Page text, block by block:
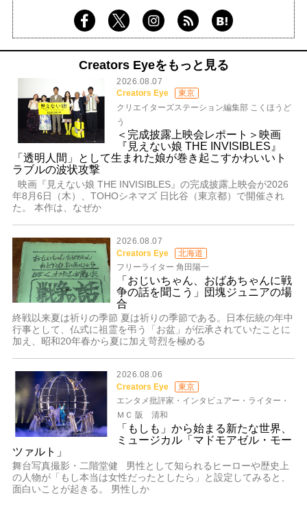
Creators Eyeをもっと見る
2026.08.07
Creators Eye
東京
クリエイターズステーション編集部 こくほうど
う
＜完成披露上映会レポート＞映画
『見えない娘 THE INVISIBLES』
「透明人間」として生まれた娘が巻き起こすかわいいト
ラブルの波状攻撃
映画『見えない娘 THE INVISIBLES』の完成披露上映会が2026
年8月6日（木）、TOHOシネマズ 日比谷（東京都）で開催され
た。 本作は、なぜか
2026.08.07
Creators Eye
北海道
フリーライター 角田陽一
「おじいちゃん、おばあちゃんに戦
争の話を聞こう」団塊ジュニアの場
合
終戦以来夏は祈りの季節 夏は祈りの季節である。日本伝統の年中
行事として、仏式に祖霊を弔う「お盆」が伝承されていたことに
加え、昭和20年春から夏に加え苛烈を極める
2026.08.06
Creators Eye
東京
エンタメ批評家・インタビュアー・ライター・
ＭＣ 阪 清和
「もしも」から始まる新たな世界、
ミュージカル「マドモアゼル・モー
ツァルト」
舞台写真撮影・二階堂健 男性として知られるヒーローや歴史上
の人物が「もし本当は女性だったとしたら」と設定してみると、
面白いことが起きる。 男性しか